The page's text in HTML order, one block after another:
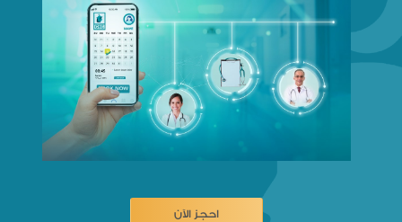
احجز الآن